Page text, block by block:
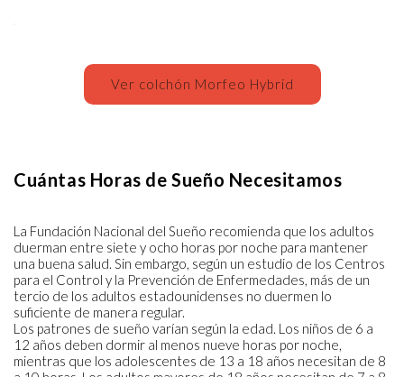
Ver colchón Morfeo Hybrid
Cuántas Horas de Sueño Necesitamos
La Fundación Nacional del Sueño recomienda que los adultos
duerman entre siete y ocho horas por noche para mantener
una buena salud. Sin embargo, según un estudio de los Centros
para el Control y la Prevención de Enfermedades, más de un
tercio de los adultos estadounidenses no duermen lo
suficiente de manera regular.
Los patrones de sueño varían según la edad. Los niños de 6 a
12 años deben dormir al menos nueve horas por noche,
mientras que los adolescentes de 13 a 18 años necesitan de 8